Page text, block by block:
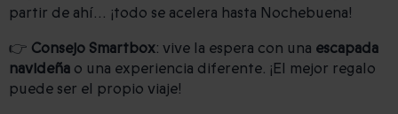
partir de ahí… ¡todo se acelera hasta Nochebuena!
👉 Consejo Smartbox: vive la espera con una escapada
navideña o una experiencia diferente. ¡El mejor regalo
puede ser el propio viaje!